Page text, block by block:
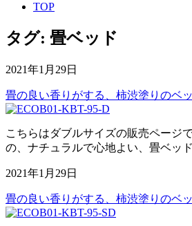
TOP
タグ: 畳ベッド
2021年1月29日
畳の良い香りがする、柿渋塗りのベ
こちらはダブルサイズの販売ページ
の、ナチュラルで心地よい、畳ベッ
2021年1月29日
畳の良い香りがする、柿渋塗りのベ